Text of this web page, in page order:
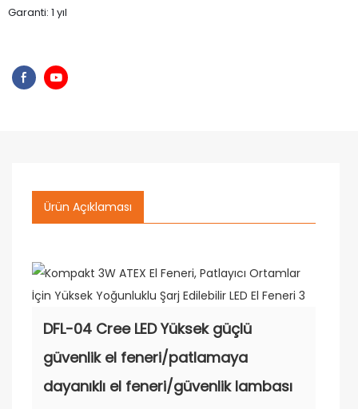
Garanti: 1 yıl
Ürün Açıklaması
DFL-04 Cree LED Yüksek güçlü
güvenlik el feneri/patlamaya
dayanıklı el feneri/güvenlik lambası